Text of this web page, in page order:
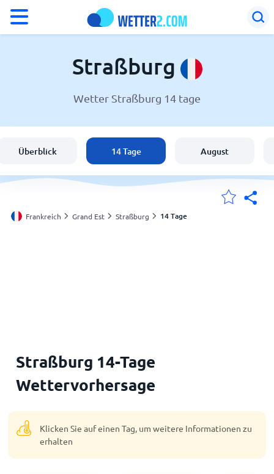
Wetter in Straßburg
Schweiz
Deutschland
Straßburg
Wetter Straßburg 14 tage
Überblick 14 Tage August
Frankreich Grand Est Straßburg 14 Tage
Straßburg 14-Tage
Wettervorhersage
Klicken Sie auf einen Tag, um weitere Informationen zu
erhalten